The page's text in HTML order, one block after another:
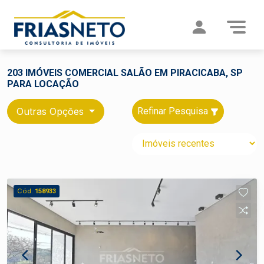
203 IMÓVEIS COMERCIAL SALÃO EM PIRACICABA, SP
PARA LOCAÇÃO
Outras Opções Refinar Pesquisa
Cód. 158933